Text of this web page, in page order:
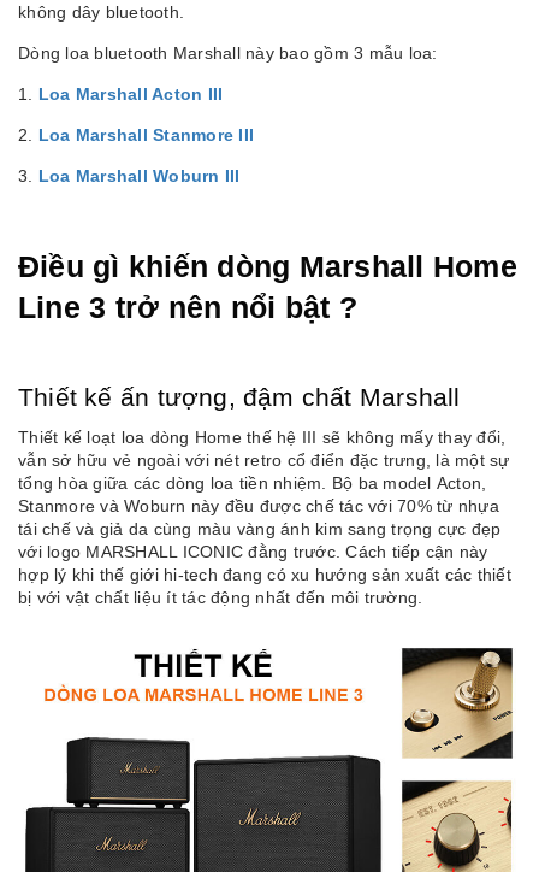
không dây bluetooth.
Dòng loa bluetooth Marshall này bao gồm 3 mẫu loa:
1. Loa Marshall Acton III
2. Loa Marshall Stanmore III
3. Loa Marshall Woburn III
Điều gì khiến dòng Marshall Home
Line 3 trở nên nổi bật ?
Thiết kế ấn tượng, đậm chất Marshall
Thiết kế loạt loa dòng Home thế hệ III sẽ không mấy thay đổi,
vẫn sở hữu vẻ ngoài với nét retro cổ điển đặc trưng, là một sự
tổng hòa giữa các dòng loa tiền nhiệm. Bộ ba model Acton,
Stanmore và Woburn này đều được chế tác với 70% từ nhựa
tái chế và giả da cùng màu vàng ánh kim sang trọng cực đẹp
với logo MARSHALL ICONIC đằng trước. Cách tiếp cận này
hợp lý khi thế giới hi-tech đang có xu hướng sản xuất các thiết
bị với vật chất liệu ít tác động nhất đến môi trường.